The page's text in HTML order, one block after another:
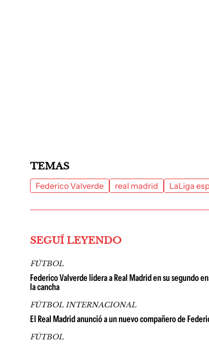
TEMAS
Federico Valverde real madrid LaLiga
SEGUÍ LEYENDO
FÚTBOL
Federico Valverde lidera a Real Madrid en su segundo
la cancha
FÚTBOL INTERNACIONAL
El Real Madrid anunció a un nuevo compañero de
FÚTBOL